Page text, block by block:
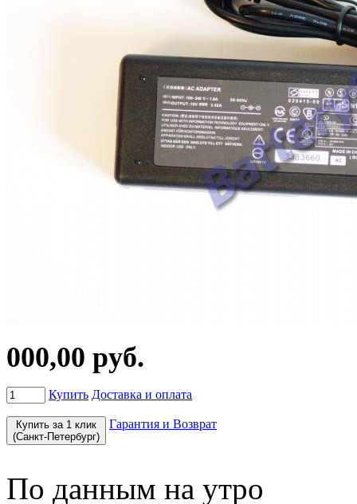
000,00 руб.
Купить Доставка и оплата
Купить за 1 клик
(Санкт-Петербург)
Гарантия и Возврат
По данным на утро